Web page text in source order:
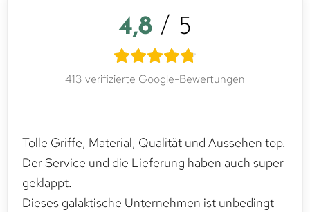
4,8 / 5
413 verifizierte Google-Bewertungen
Tolle Griffe, Material, Qualität und Aussehen top.
Der Service und die Lieferung haben auch super
geklappt.
Dieses galaktische Unternehmen ist unbedingt